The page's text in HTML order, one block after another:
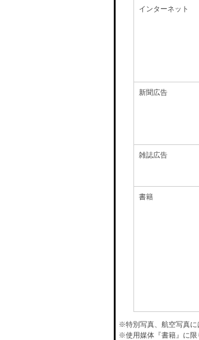
インターネット
新聞広告
雑誌広告
書籍
※特別写真、航空写真に
※使用媒体『書籍』に限